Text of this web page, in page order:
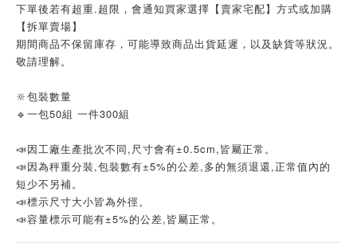
下單後若有超重.超限，會通知買家選擇【賣家宅配】方式或加購
【拆單賣場】
期間商品不保留庫存，可能導致商品出貨延遲，以及缺貨等狀況。
敬請理解。
🔆包裝數量
🔹一包50組 一件300組
📣因工廠生產批次不同,尺寸會有±0.5cm,皆屬正常。
📣因為秤重分裝,包裝數有±5%的公差,多的無須退還,正常值內的
短少不另補。
📣標示尺寸大小皆為外徑。
📣容量標示可能有±5%的公差,皆屬正常。